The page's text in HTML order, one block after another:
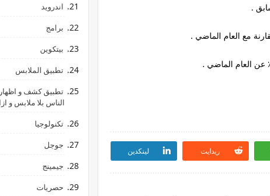
ريدايت لينكدين
اندرويد
برامج
بيتكوين
تطبيق الملابس
تطبيق كشف و اظهار
الناس بلا ملابس و
تكنولوجيا
جوجل
جيمينج
حصريات